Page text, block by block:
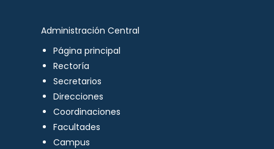
Administración Central
Página principal
Rectoría
Secretarios
Direcciones
Coordinaciones
Facultades
Campus